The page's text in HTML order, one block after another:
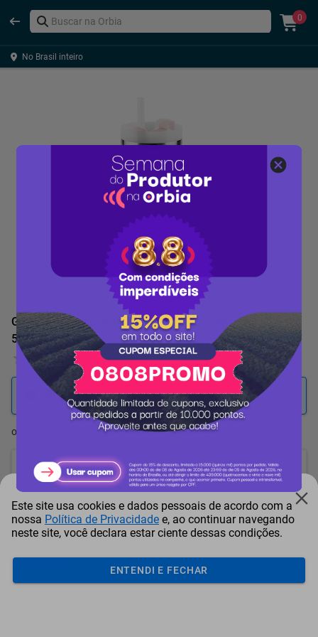
0
No Brasil inteiro
Garrafa Térmica Stanley Quencher 2.0 Rose Quartz Fade
591ml
0 Avaliação
8.502 pontos
ou resgate por pontos + dinheiro
7.652 pontos + R$ 39,10
7.227 pontos + R$ 58,65
6.802 pontos + R$ 78,20
Frete e Prazo
Calcular frete
Este site usa cookies e dados pessoais de acordo com a
nossa Política de Privacidade e, ao continuar navegando
neste site, você declara estar ciente dessas condições.
ENTENDI E FECHAR